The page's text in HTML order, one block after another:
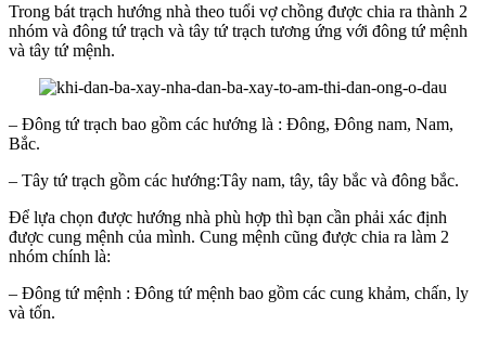
Trong bát trạch hướng nhà theo tuổi vợ chồng được chia ra thành 2
nhóm và đông tứ trạch và tây tứ trạch tương ứng với đông tứ mệnh
và tây tứ mệnh.
– Đông tứ trạch bao gồm các hướng là : Đông, Đông nam, Nam,
Bắc.
– Tây tứ trạch gồm các hướng:Tây nam, tây, tây bắc và đông bắc.
Để lựa chọn được hướng nhà phù hợp thì bạn cần phải xác định
được cung mệnh của mình. Cung mệnh cũng được chia ra làm 2
nhóm chính là:
– Đông tứ mệnh : Đông tứ mệnh bao gồm các cung khảm, chấn, ly
và tốn.